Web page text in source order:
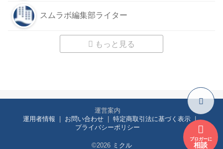
スムラボ編集部ライター
もっと見る
ブロガーに
相談
運営案内
運用者情報
お問い合わせ
特定商取引法に基づく表示
プライバシーポリシー
©2026 ミクル